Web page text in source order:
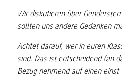
Wir diskutieren über
sollten uns andere Gedanken
Achtet darauf, wer in euren
sind. Das ist entscheidend (an
Bezug nehmend auf einen einst